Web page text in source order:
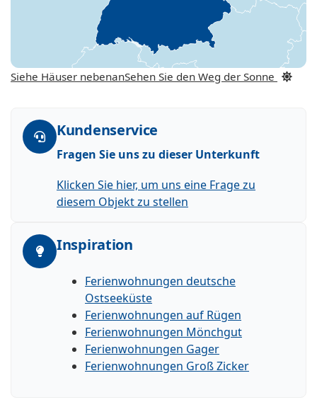
Siehe Häuser nebenanSehen Sie den Weg der Sonne
Kundenservice
Fragen Sie uns zu dieser Unterkunft
Klicken Sie hier, um uns eine Frage zu
diesem Objekt zu stellen
Inspiration
Ferienwohnungen deutsche
Ostseeküste
Ferienwohnungen auf Rügen
Ferienwohnungen Mönchgut
Ferienwohnungen Gager
Ferienwohnungen Groß Zicker